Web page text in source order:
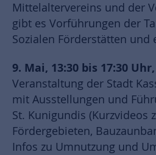
Mittelaltervereins und der
gibt es Vorführungen der
Sozialen Förderstätten und
9. Mai, 13:30 bis 17:30
Veranstaltung der Stadt
mit Ausstellungen und
St. Kunigundis (Kurzvideos
Fördergebieten,
Infos zu Umnutzung und